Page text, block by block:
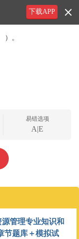
。
易错选项
A|E
管理专业知识和
节题库＋模拟试
下载APP